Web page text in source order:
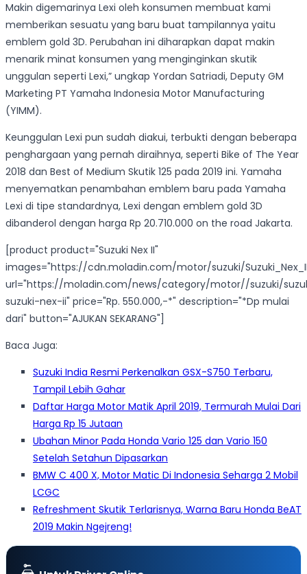
Makin digemarinya Lexi oleh konsumen membuat kami
memberikan sesuatu yang baru buat tampilannya yaitu
emblem gold 3D. Perubahan ini diharapkan dapat makin
menarik minat konsumen yang menginginkan skutik
unggulan seperti Lexi,” ungkap Yordan Satriadi, Deputy GM
Marketing PT Yamaha Indonesia Motor Manufacturing
(YIMM).
Keunggulan Lexi pun sudah diakui, terbukti dengan beberapa
penghargaan yang pernah diraihnya, seperti Bike of The Year
2018 dan Best of Medium Skutik 125 pada 2019 ini. Yamaha
menyematkan penambahan emblem baru pada Yamaha
Lexi di tipe standardnya, Lexi dengan emblem gold 3D
dibanderol dengan harga Rp 20.710.000 on the road Jakarta.
[product product="Suzuki Nex II"
images="https://cdn.moladin.com/motor/suzuki/
url="https://moladin.com/news/category/motor//suzuki/
suzuki-nex-ii" price="Rp. 550.000,-*" description="*Dp mulai
dari" button="AJUKAN SEKARANG"]
Baca Juga:
Suzuki India Resmi Perkenalkan GSX-S750 Terbaru,
Tampil Lebih Gahar
Daftar Harga Motor Matik April 2019, Termurah Mulai Dari
Harga Rp 15 Jutaan
Ubahan Minor Pada Honda Vario 125 dan Vario 150
Setelah Setahun Dipasarkan
BMW C 400 X, Motor Matic Di Indonesia Seharga 2 Mobil
LCGC
Refreshment Skutik Terlarisnya, Warna Baru Honda BeAT
2019 Makin Ngejreng!